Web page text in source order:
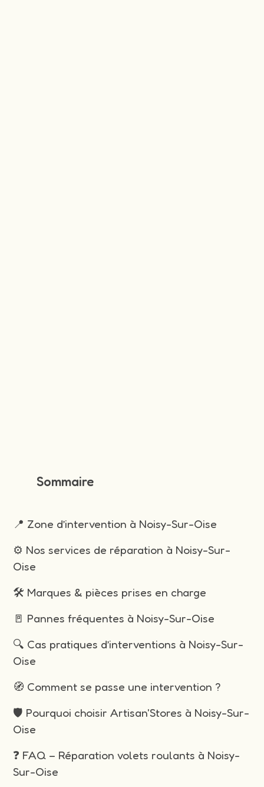
Sommaire
📍 Zone d’intervention à Noisy-Sur-Oise
⚙️ Nos services de réparation à Noisy-Sur-
Oise
🛠️ Marques & pièces prises en charge
🚪 Pannes fréquentes à Noisy-Sur-Oise
🔍 Cas pratiques d’interventions à Noisy-Sur-
Oise
🧭 Comment se passe une intervention ?
🛡️ Pourquoi choisir Artisan'Stores à Noisy-Sur-
Oise
❓ FAQ – Réparation volets roulants à Noisy-
Sur-Oise